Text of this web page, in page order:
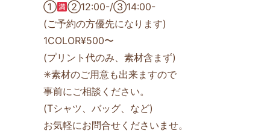
①
②12:00-/③14:00-
(ご予約の方優先になります)
1COLOR¥500〜
(プリント代のみ、素材含まず)
✳素材のご用意も出来ますので
事前にご相談ください。
(Tシャツ、バッグ、など)
お気軽にお問合せくださいませ。